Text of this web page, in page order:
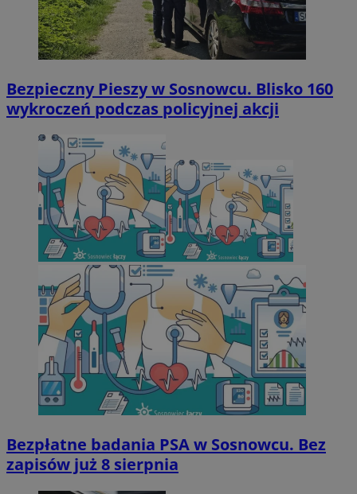
Bezpieczny Pieszy w Sosnowcu. Blisko 160
wykroczeń podczas policyjnej akcji
Bezpłatne badania PSA w Sosnowcu. Bez
zapisów już 8 sierpnia